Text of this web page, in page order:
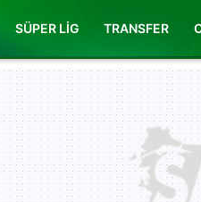
SÜPER LİG TRANSFER